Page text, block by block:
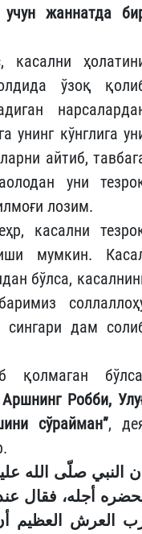
жаннатда
касални
ўзоқ
унинг кўнглига
айтиб,
уни
лозим.
касални
мумкин.
бўлса,
сингари дам
қолмаган
Аршнинг Робби,
сўрайман”,
النبي صلّى الله
أجله، فقال
العرش العظيم